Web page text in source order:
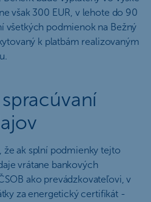
však 300 EUR, v lehote do 90
všetkých podmienok na Bežný
k platbám realizovaným
že ak splní podmienky tejto
vrátane bankových
ako prevádzkovateľovi, v
za energetický certifikát -